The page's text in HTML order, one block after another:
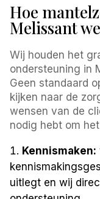
Hoe
Melissant
Wij houden het
ondersteuning in
Geen standaard
kijken naar de
wensen van de
nodig hebt om
Kennismaken:
uitlegt en wij